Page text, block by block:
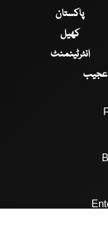
پاکستان
کھیل
انٹرٹینمنٹ
عجیب